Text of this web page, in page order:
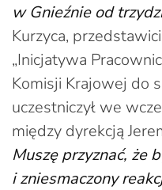
w Gnieźnie od
Kurzyca,
„Inicjatywa
Komisji Krajowej do
uczestniczył we
między dyrekcją
Muszę przyznać, że
i zniesmaczony